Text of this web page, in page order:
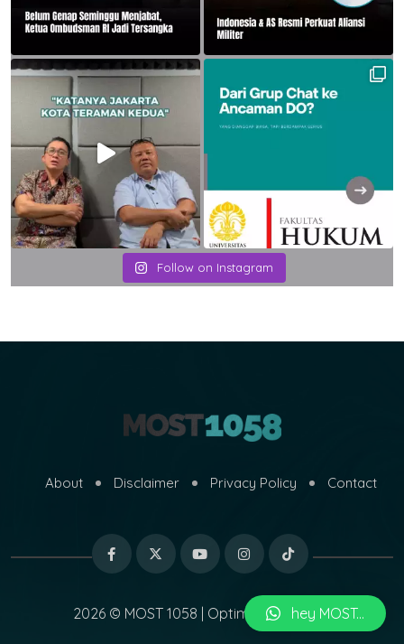
Follow on Instagram
About Disclaimer Privacy Policy Contact
2026 © MOST 1058 | Optimized byMARI
hey MOST...